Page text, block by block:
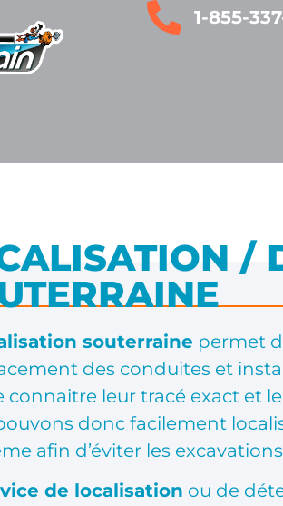
1-855-
/
souterraine permet
des conduites et
connaitre leur tracé exact et
donc facilement
afin d’éviter les
de localisation ou de